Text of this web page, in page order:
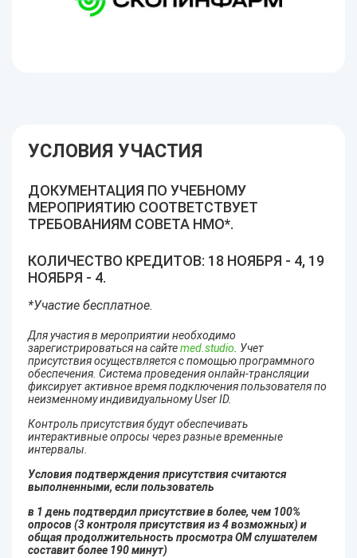
УСЛОВИЯ УЧАСТИЯ
ДОКУМЕНТАЦИЯ ПО УЧЕБНОМУ
МЕРОПРИЯТИЮ СООТВЕТСТВУЕТ
ТРЕБОВАНИЯМ СОВЕТА НМО*.
КОЛИЧЕСТВО КРЕДИТОВ: 18 НОЯБРЯ - 4, 19
НОЯБРЯ - 4.
*Участие бесплатное.
Для участия в мероприятии необходимо
зарегистрироваться на сайтеmed.studio. Учет
присутствия осуществляется с помощью программного
обеспечения. Система проведения онлайн-трансляции
фиксирует активное время подключения пользователя по
неизменному индивидуальному User ID.
Контроль присутствия будут обеспечивать
интерактивные опросы через разные временные
интервалы.
Условия подтверждения присутствия считаются
выполненными, если пользователь
в 1 день подтвердил присутствие в более, чем 100%
опросов (3 контроля присутствия из 4 возможных) и
общая продолжительность просмотра ОМ слушателем
составит более 190 минут)